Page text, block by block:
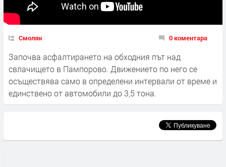
Смолян 0 коментара
Започва асфалтирането на обходния път над
свлачището в Пампорово. Движението по него се
осъществява само в определени интервали от време и
единствено от автомобили до 3,5 тона.